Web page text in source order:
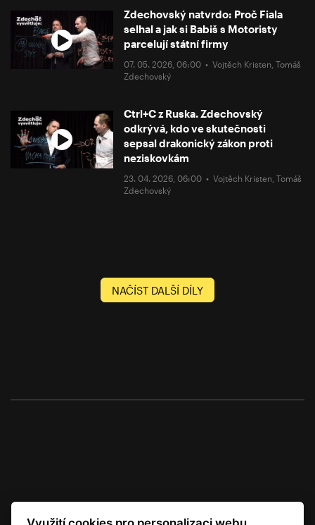
Zdechovský natvrdo: Proč Fiala
selhal a jak si Babiš s Motoristy
parcelují státní firmy
07. 05. 2026, 06:00 •Vojtěch Kristen ,Tomáš
Zdechovský
Ctrl+C z Ruska. Zdechovský
odkrývá, kdo ve skutečnosti
sepsal drakonický zákon proti
neziskovkám
23. 04. 2026, 06:00 •Vojtěch Kristen ,Tomáš
Zdechovský
NAČÍST DALŠÍ DÍLY